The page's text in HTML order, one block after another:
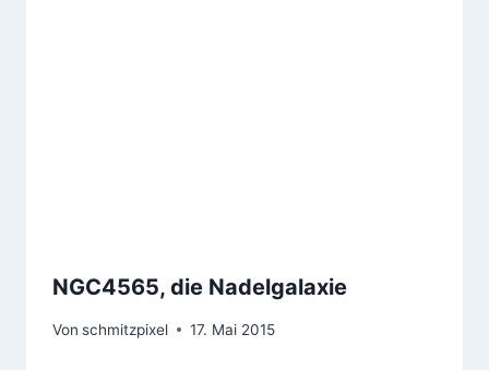
NGC4565, die Nadelgalaxie
Von schmitzpixel 17. Mai 2015